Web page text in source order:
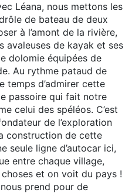
Léana, nous mettons les
de bateau de deux
à l’amont de la rivière,
avaleuses de kayak et ses
dolomie équipées de
Au rythme pataud de
temps d’admirer cette
passoire qui fait notre
celui des spéléos. C’est
de l’exploration
construction de cette
seule ligne d’autocar ici,
entre chaque village,
et on voit du pays !
prend pour de